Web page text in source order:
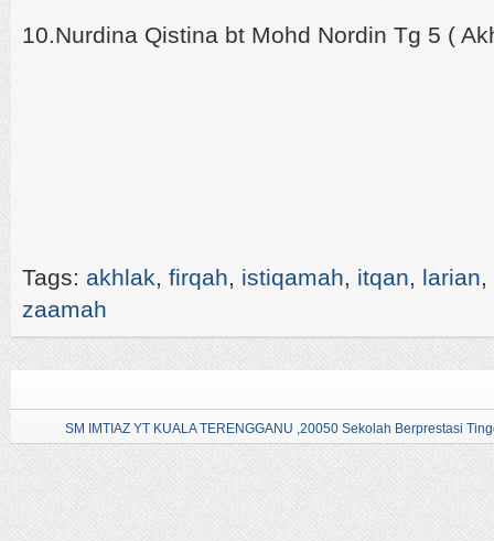
10.Nurdina Qistina bt Mohd Nordin Tg 5 (
Tags: akhlak, firqah, istiqamah, itqan, larian,
zaamah
SM IMTIAZ YT KUALA TERENGGANU ,20050 Sekolah Berprestasi